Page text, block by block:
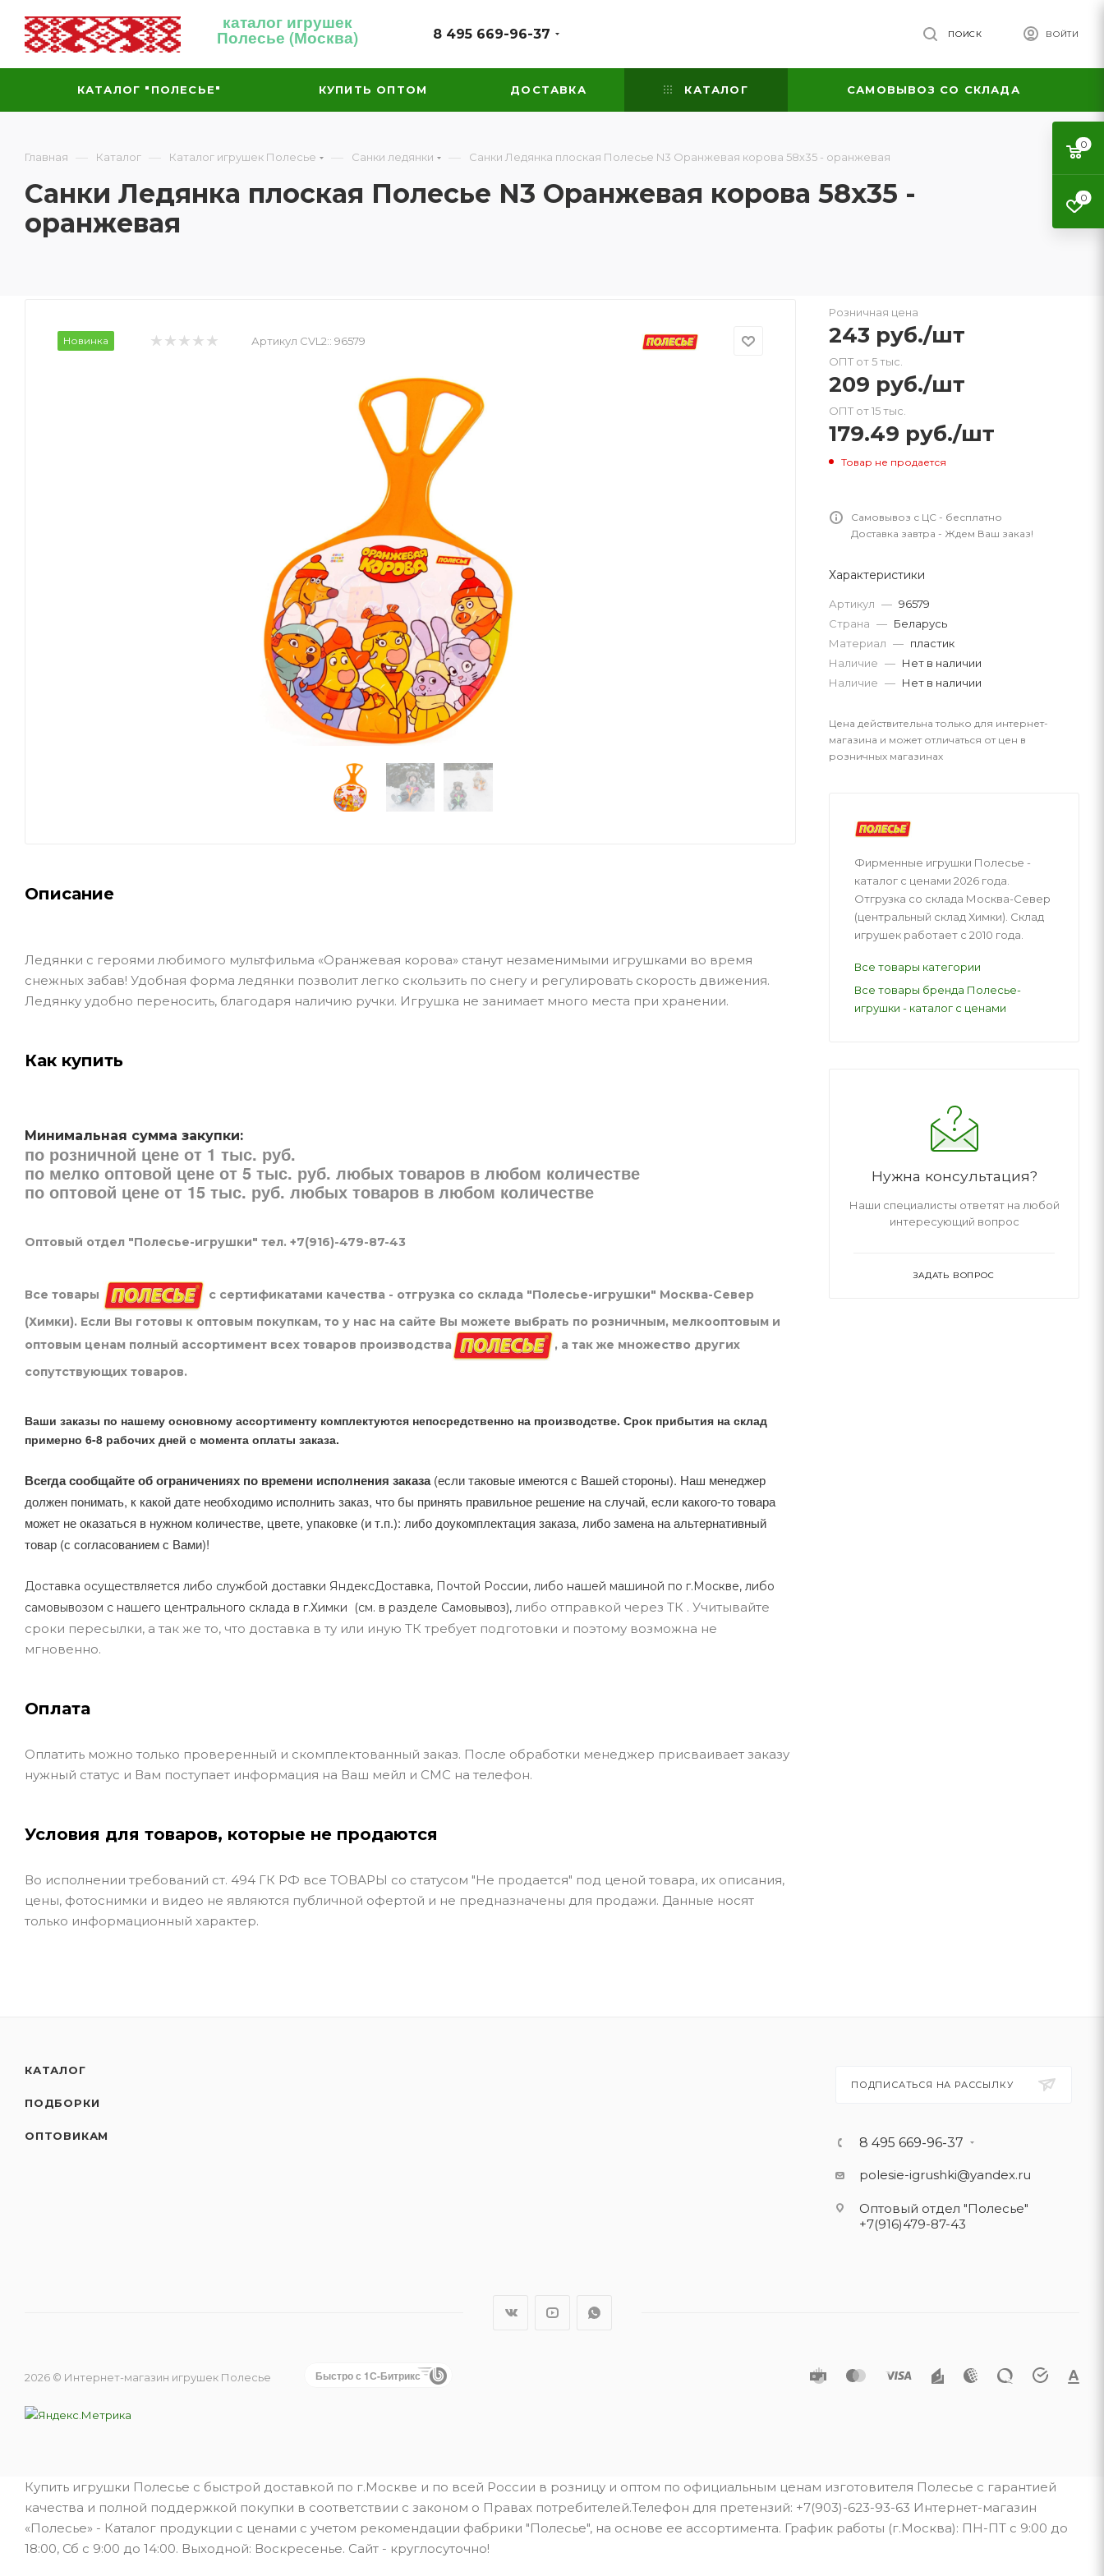
каталог игрушек
Полесье (Москва) 8 495 669-96-37 ВОЙТИ
ПОИСК
КАТАЛОГ "ПОЛЕСЬЕ" КУПИТЬ ОПТОМ ДОСТАВКА КАТАЛОГ САМОВЫВОЗ СО СКЛАДА
Главная — Каталог — Каталог игрушек Полесье — Санки ледянки — Санки Ледянка плоская Полесье N3 Оранжевая корова 58х35 - оранжевая
Санки Ледянка плоская Полесье N3 Оранжевая корова 58х35 -
оранжевая
Новинка Артикул CVL2:: 96579
Описание
Ледянки с героями любимого мультфильма «Оранжевая корова» станут незаменимыми игрушками во время
снежных забав! Удобная форма ледянки позволит легко скользить по снегу и регулировать скорость движения.
Ледянку удобно переносить, благодаря наличию ручки. Игрушка не занимает много места при хранении.
Как купить
Минимальная сумма закупки:
по розничной цене от 1 тыс. руб.
по мелко оптовой цене от 5 тыс. руб. любых товаров в любом количестве
по оптовой цене от 15 тыс. руб. любых товаров в любом количестве
Оптовый отдел "Полесье-игрушки" тел. +7(916)-479-87-43
Все товары
с сертификатами качества - отгрузка со склада "Полесье-игрушки" Москва-Север
(Химки). Если Вы готовы к оптовым покупкам, то у нас на сайте Вы можете выбрать по розничным, мелкооптовым и
оптовым ценам полный ассортимент всех товаров производства
, а так же множество других
сопутствующих товаров.
Ваши заказы по нашему основному ассортименту комплектуются непосредственно на производстве. Срок прибытия на склад
примерно 6-8 рабочих дней с момента оплаты заказа.
Всегда сообщайте об ограничениях по времени исполнения заказа(если таковые имеются с Вашей стороны). Наш менеджер
должен понимать, к какой дате необходимо исполнить заказ, что бы принять правильное решение на случай, если какого-то товара
может не оказаться в нужном количестве, цвете, упаковке (и т.п.): либо доукомплектация заказа, либо замена на альтернативный
товар (с согласованием с Вами)!
Доставка осуществляется либо службой доставки ЯндексДоставка, Почтой России, либо нашей машиной по г.Москве, либо
самовывозом с нашего центрального склада в г.Химки (см. в разделе Самовывоз), либо отправкой через ТК . Учитывайте
сроки пересылки, а так же то, что доставка в ту или иную ТК требует подготовки и поэтому возможна не
мгновенно.
Оплата
Оплатить можно только проверенный и скомплектованный заказ. После обработки менеджер присваивает заказу
нужный статус и Вам поступает информация на Ваш мейл и СМС на телефон.
Условия для товаров, которые не продаются
Во исполнении требований ст. 494 ГК РФ все ТОВАРЫ со статусом "Не продается" под ценой товара, их описания,
цены, фотоснимки и видео не являются публичной офертой и не предназначены для продажи. Данные носят
только информационный характер.
Розничная цена
243 руб./шт
ОПТ от 5 тыс.
209 руб./шт
ОПТ от 15 тыс.
179.49 руб./шт
Товар не продается
Самовывоз с ЦС - бесплатно
Доставка завтра - Ждем Ваш заказ!
Характеристики
Артикул — 96579
Страна — Беларусь
Материал — пластик
Наличие — Нет в наличии
Наличие — Нет в наличии
Цена действительна только для интернет-
магазина и может отличаться от цен в
розничных магазинах
Фирменные игрушки Полесье -
каталог с ценами 2026 года.
Отгрузка со склада Москва-Север
(центральный склад Химки). Склад
игрушек работает с 2010 года.
Все товары категории
Все товары бренда Полесье-
игрушки - каталог с ценами
Нужна консультация?
Наши специалисты ответят на любой
интересующий вопрос
ЗАДАТЬ ВОПРОС
КАТАЛОГ
ПОДБОРКИ
ОПТОВИКАМ
ПОДПИСАТЬСЯ НА РАССЫЛКУ
8 495 669-96-37
polesie-igrushki@yandex.ru
Оптовый отдел "Полесье"
+7(916)479-87-43
2026 © Интернет-магазин игрушек Полесье Быстро с 1С-Битрикс
Купить игрушки Полесье с быстрой доставкой по г.Москве и по всей России в розницу и оптом по официальным ценам изготовителя Полесье с гарантией
качества и полной поддержкой покупки в соответствии с законом о Правах потребителей.Телефон для претензий: +7(903)-623-93-63 Интернет-магазин
«Полесье» - Каталог продукции с ценами с учетом рекомендации фабрики "Полесье", на основе ее ассортимента. График работы (г.Москва): ПН-ПТ с 9:00 до
18:00, Сб с 9:00 до 14:00. Выходной: Воскресенье. Сайт - круглосуточно!
0
0